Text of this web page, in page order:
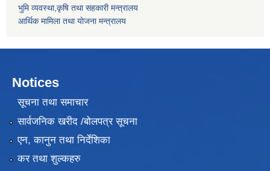
भुमि व्यवस्था,कृषि तथा सहकारी मन्त्रालय
आर्थिक मामिला तथा याेजना मन्त्रालय
Notices
सूचना तथा समाचार
सार्वजनिक खरीद /बोलपत्र सूचना
एन, कानुन तथा निर्देशिका
कर तथा शुल्कहरु